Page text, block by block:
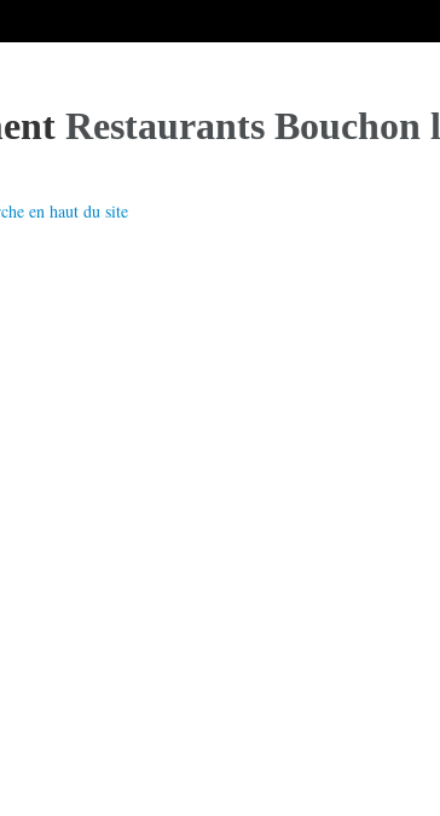
Restaurants Bouchon
en haut du site